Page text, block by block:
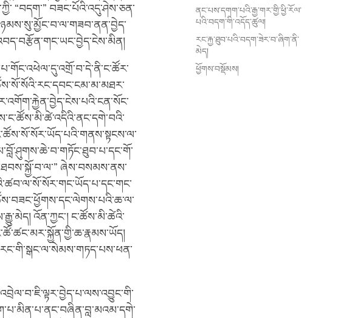
ནང་པས་དགག་པའི་རྒྱ་གར་གྱི་ཕྱི་རོལ་
པའི་བདག་གི་འདོད་ཚུལ།
རང་རྐྱ་ཐུབ་པའི་བདག་ཟེར་བ་ཞིག་ནི་
མེད།
ཕྱོགས་བསྡོམས།
“བདག་” བཟང་པོའི་འདུ་ཤེས་ཅན་
ཞེས་བསམས་ནས་
འོན་ཀྱང་། ང་ཚོས་མི་ཚེའི་